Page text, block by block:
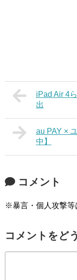
iPad Air 4
出
au PAY ×
中】
コメント
※暴言・個人攻撃等
コメントをど